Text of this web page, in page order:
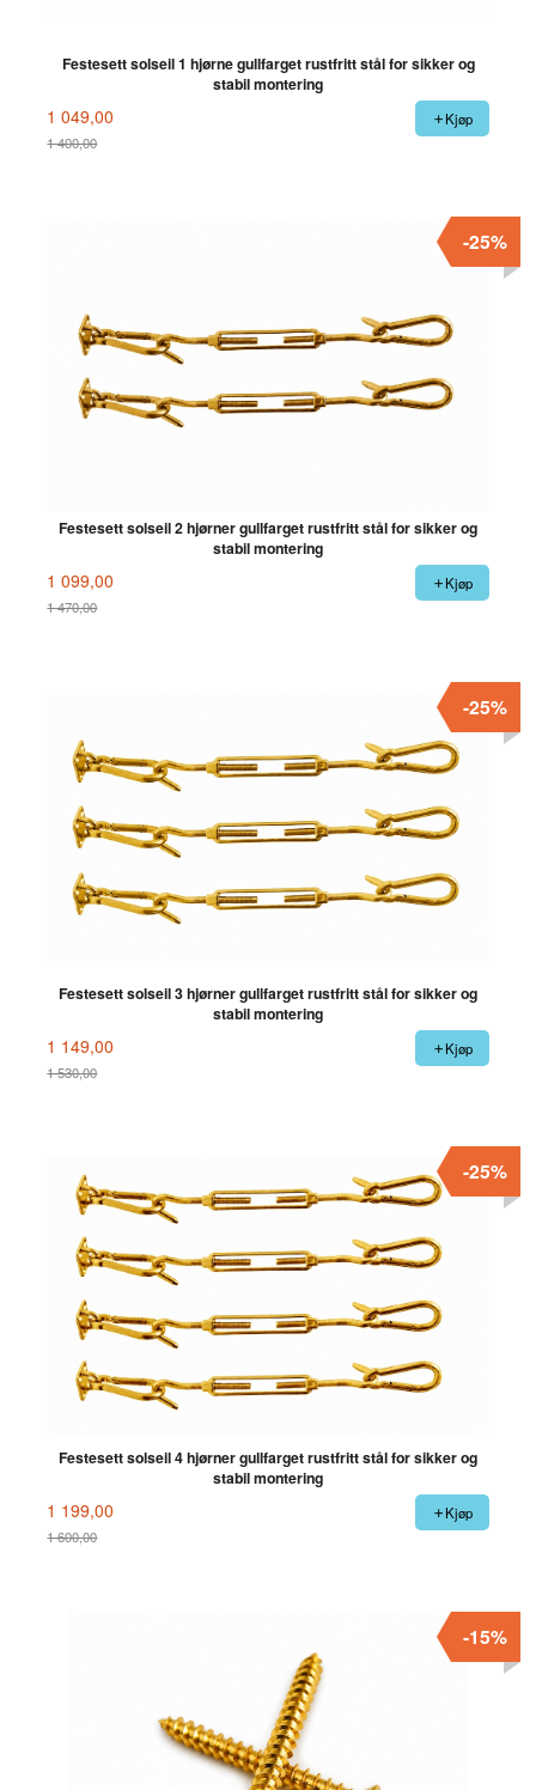
Festesett solseil 1 hjørne gullfarget rustfritt stål for sikker og
stabil montering
1 049,00
1 400,00
Kjøp
Festesett solseil 2 hjørner gullfarget rustfritt stål for sikker og
stabil montering
1 099,00
1 470,00
-25%
Kjøp
Festesett solseil 3 hjørner gullfarget rustfritt stål for sikker og
stabil montering
1 149,00
1 530,00
-25%
Kjøp
Festesett solseil 4 hjørner gullfarget rustfritt stål for sikker og
stabil montering
1 199,00
1 600,00
-25%
Kjøp
-15%